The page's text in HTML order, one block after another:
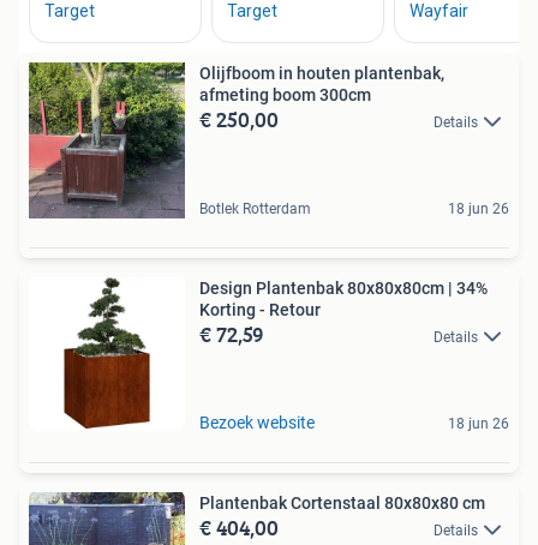
Olijfboom in houten plantenbak,
afmeting boom 300cm
€ 250,00 Details
Botlek Rotterdam 18 jun 26
Design Plantenbak 80x80x80cm | 34%
Korting - Retour
€ 72,59 Details
Bezoek website 18 jun 26
Plantenbak Cortenstaal 80x80x80 cm
€ 404,00 Details